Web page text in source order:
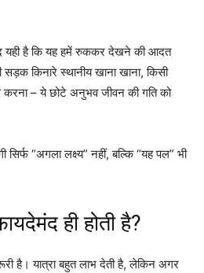
यही है कि यह हमें रुककर देखने की आदत
किनारे स्थानीय खाना खाना, किसी
– ये छोटे अनुभव जीवन की गति को
सिर्फ “अगला लक्ष्य” नहीं, बल्कि “यह पल” भी
ही होती है?
है। यात्रा बहुत लाभ देती है, लेकिन अगर